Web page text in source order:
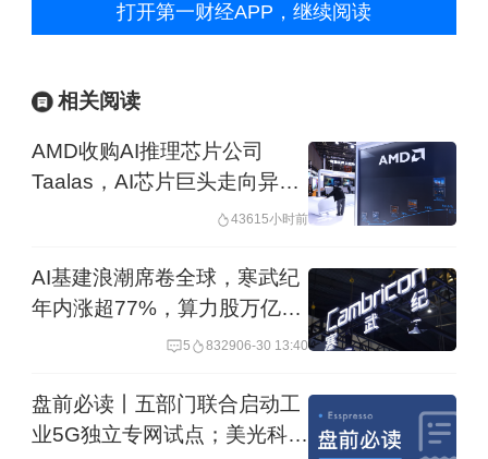
单一构成了一定的风险。该公司今年还
成合作，计划在2028年前向OpenAI交付
750兆瓦的计算能力。今年3月与亚马逊
AWS合作，计划在AWS上提供算力。
些积极的预计。Cerebras Systems CEO
Andrew Feldman表示，公司通过训练制
用，随着模型越来越智能，人们使用量
将会爆炸式增长。
打开第一财经APP，继续阅读
相关阅读
AMD收购AI推理芯片公司
Taalas，AI芯片巨头走向异构
43615小时前
AI基建浪潮席卷全球，寒武纪
年内涨超77%，算力股万亿阵
5 832906-30 13:40
盘前必读丨五部门联合启动工
业5G独立专网试点；美光科技